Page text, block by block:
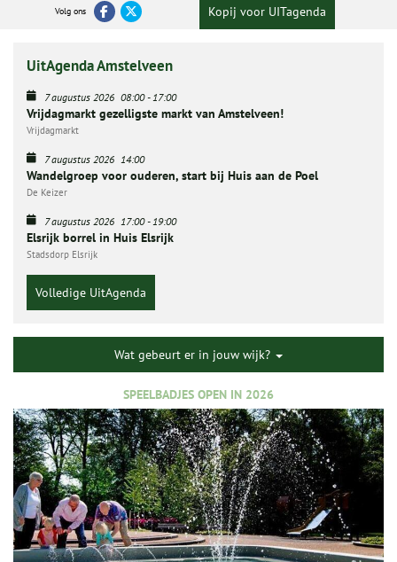
Volg ons Kopij voor UITagenda
UitAgenda Amstelveen
7 augustus 2026 08:00-17:00
Vrijdagmarkt gezelligste markt van Amstelveen!
Vrijdagmarkt
7 augustus 2026 14:00
Wandelgroep voor ouderen, start bij Huis aan de Poel
De Keizer
7 augustus 2026 17:00-19:00
Elsrijk borrel in Huis Elsrijk
Stadsdorp Elsrijk
Volledige UitAgenda
Wat gebeurt er in jouw wijk?
SPEELBADJES OPEN IN 2026